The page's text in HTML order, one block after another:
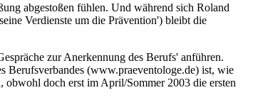
abgestoßen fühlen. Und während sich Roland
Verdienste um die Prävention') bleibt die
zur Anerkennung des Berufs' anführen.
Berufsverbandes (www.praeventologe.de) ist, wie
obwohl doch erst im April/Sommer 2003 die ersten